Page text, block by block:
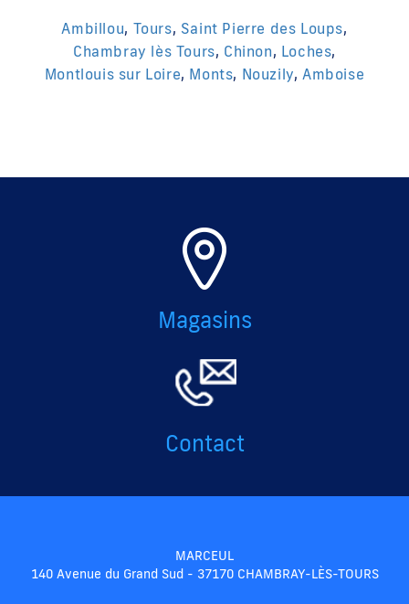
Ambillou, Tours, Saint Pierre des Loups,
Chambray lès Tours, Chinon, Loches,
Montlouis sur Loire, Monts, Nouzily, Amboise
Magasins
Contact
MARCEUL
140 Avenue du Grand Sud - 37170 CHAMBRAY-LÈS-TOURS